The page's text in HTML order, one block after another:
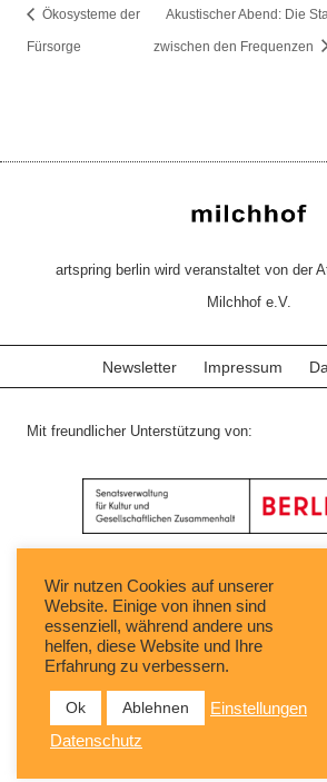
Ökosysteme der
Fürsorge
Akustischer Abend: Die
zwischen den Frequenzen
artspring berlin wird veranstaltet von der
Milchhof e.V.
Newsletter Impressum
Mit freundlicher Unterstützung von:
Wir nutzen Cookies auf unserer
Website. Einige von ihnen sind
essenziell, während andere uns
helfen, diese Website und Ihre
Erfahrung zu verbessern.
Ok Ablehnen
Einstellungen
Datenschutz